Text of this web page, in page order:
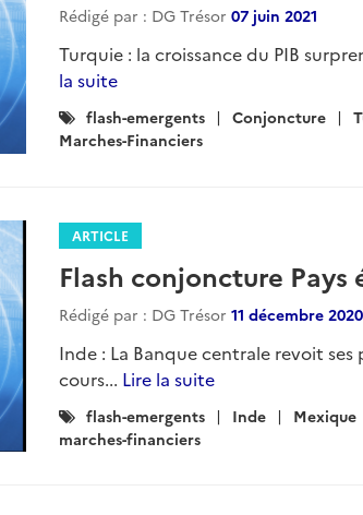
Rédigé par : DG Trésor 07 juin 2021
Turquie : la croissance du PIB
la suite
Catégories
:
flash-emergents Conjoncture
Marches-Financiers
ARTICLE
Flash conjoncture Pays
Rédigé par : DG Trésor 11 décembre 2020
Inde : La Banque centrale revoit ses
cours... Lire la suite
Catégories
:
flash-emergents Inde Mexique
marches-financiers